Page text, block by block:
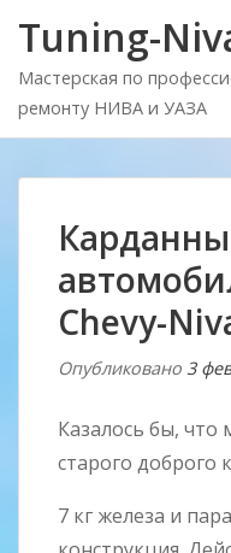
Tuning-
Мастерская по
ремонту НИВА и УАЗА
Chevy-
Опубликовано 3
Казалось бы,
старого доброго
7 кг железа и